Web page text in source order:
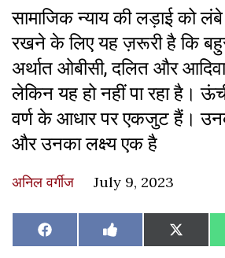
सामाजिक न्याय की लड़ाई को
रखने के लिए यह ज़रूरी है कि
अर्थात ओबीसी, दलित और
लेकिन यह हो नहीं पा रहा है।
वर्ण के आधार पर एकजुट हैं।
और उनका लक्ष्य एक है
अनिल वर्गीज July 9, 2023
Share
on
Facebook Share
on
Like
on
Share
on
X